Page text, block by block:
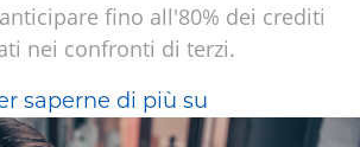
fino all'80% dei crediti
nei confronti di terzi.
saperne di più su
fatture